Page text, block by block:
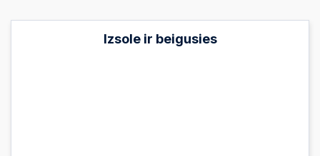
Izsole ir beigusies